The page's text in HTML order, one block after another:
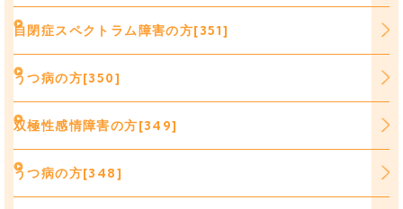
自閉症スペクトラム障害の方[351]
うつ病の方[350]
双極性感情障害の方[349]
うつ病の方[348]